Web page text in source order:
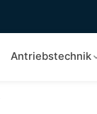
Antriebstechnik